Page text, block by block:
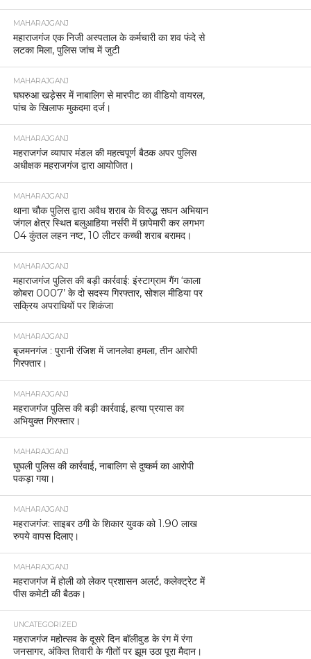
MAHARAJGANJ
महाराजगंज एक निजी अस्पताल के कर्मचारी का शव फंदे से
लटका मिला, पुलिस जांच में जुटी
MAHARAJGANJ
घघरुआ खड़ेसर में नाबालिग से मारपीट का वीडियो वायरल,
पांच के खिलाफ मुकदमा दर्ज।
MAHARAJGANJ
महराजगंज व्यापार मंडल की महत्वपूर्ण बैठक अपर पुलिस
अधीक्षक महराजगंज द्वारा आयोजित।
MAHARAJGANJ
थाना चौक पुलिस द्वारा अवैध शराब के विरुद्ध सघन अभियान
जंगल क्षेत्र स्थित बलुआहिया नर्सरी में छापेमारी कर लगभग
04 कुंतल लहन नष्ट, 10 लीटर कच्ची शराब बरामद।
MAHARAJGANJ
महाराजगंज पुलिस की बड़ी कार्रवाई: इंस्टाग्राम गैंग ‘काला
कोबरा 0007’ के दो सदस्य गिरफ्तार, सोशल मीडिया पर
सक्रिय अपराधियों पर शिकंजा
MAHARAJGANJ
बृजमनगंज : पुरानी रंजिश में जानलेवा हमला, तीन आरोपी
गिरफ्तार।
MAHARAJGANJ
महराजगंज पुलिस की बड़ी कार्रवाई, हत्या प्रयास का
अभियुक्त गिरफ्तार।
MAHARAJGANJ
घुघली पुलिस की कार्रवाई, नाबालिग से दुष्कर्म का आरोपी
पकड़ा गया।
MAHARAJGANJ
महराजगंज: साइबर ठगी के शिकार युवक को 1.90 लाख
रुपये वापस दिलाए।
MAHARAJGANJ
महराजगंज में होली को लेकर प्रशासन अलर्ट, कलेक्ट्रेट में
पीस कमेटी की बैठक।
UNCATEGORIZED
महराजगंज महोत्सव के दूसरे दिन बॉलीवुड के रंग में रंगा
जनसागर, अंकित तिवारी के गीतों पर झूम उठा पूरा मैदान।